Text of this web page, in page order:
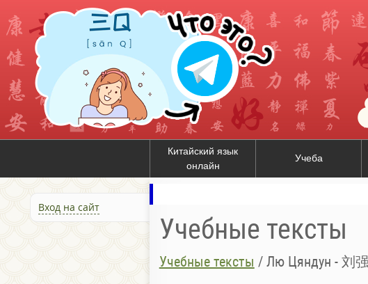
Китайский язык
онлайн
Учеба
Вход на сайт
Учебные тексты
Учебные тексты / Лю Цяндун - 刘